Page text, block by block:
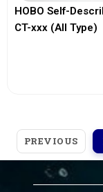
HOBO Self-
CT-xxx (All Type)
PREVIOUS